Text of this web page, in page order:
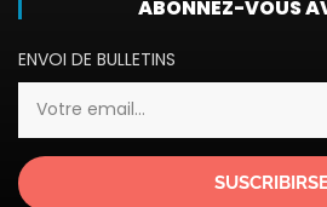
ABONNEZ-VOUS
ENVOI DE BULLETINS